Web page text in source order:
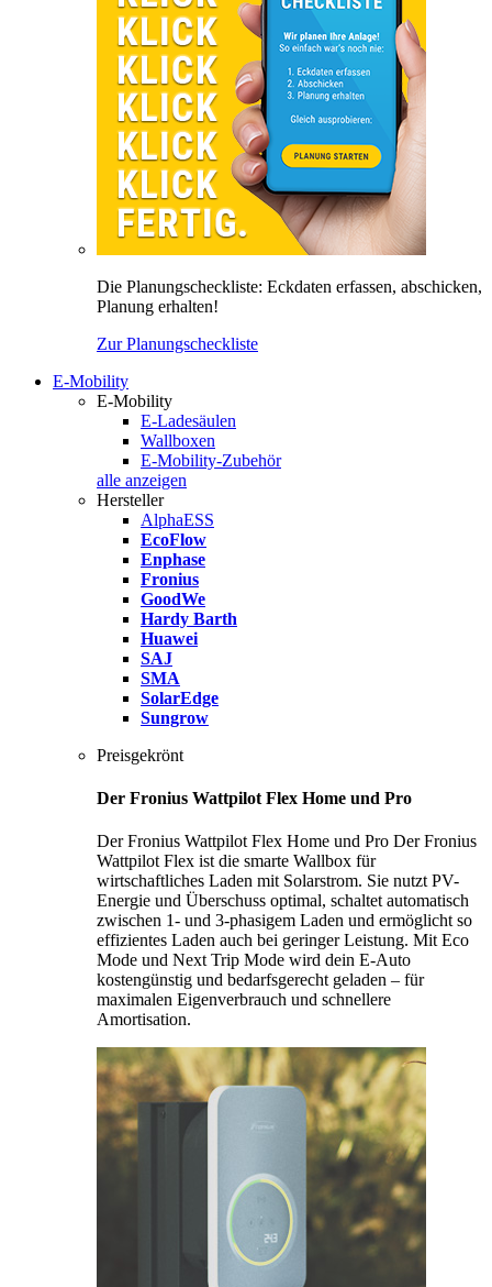
Die Planungscheckliste: Eckdaten erfassen, abschicken,
Planung erhalten!
Zur Planungscheckliste
E-Mobility
E-Mobility
E-Ladesäulen
Wallboxen
E-Mobility-Zubehör
alle anzeigen
Hersteller
AlphaESS
EcoFlow
Enphase
Fronius
GoodWe
Hardy Barth
Huawei
SAJ
SMA
SolarEdge
Sungrow
Preisgekrönt
Der Fronius Wattpilot Flex Home und Pro
Der Fronius Wattpilot Flex Home und Pro Der Fronius
Wattpilot Flex ist die smarte Wallbox für
wirtschaftliches Laden mit Solarstrom. Sie nutzt PV-
Energie und Überschuss optimal, schaltet automatisch
zwischen 1- und 3-phasigem Laden und ermöglicht so
effizientes Laden auch bei geringer Leistung. Mit Eco
Mode und Next Trip Mode wird dein E-Auto
kostengünstig und bedarfsgerecht geladen – für
maximalen Eigenverbrauch und schnellere
Amortisation.